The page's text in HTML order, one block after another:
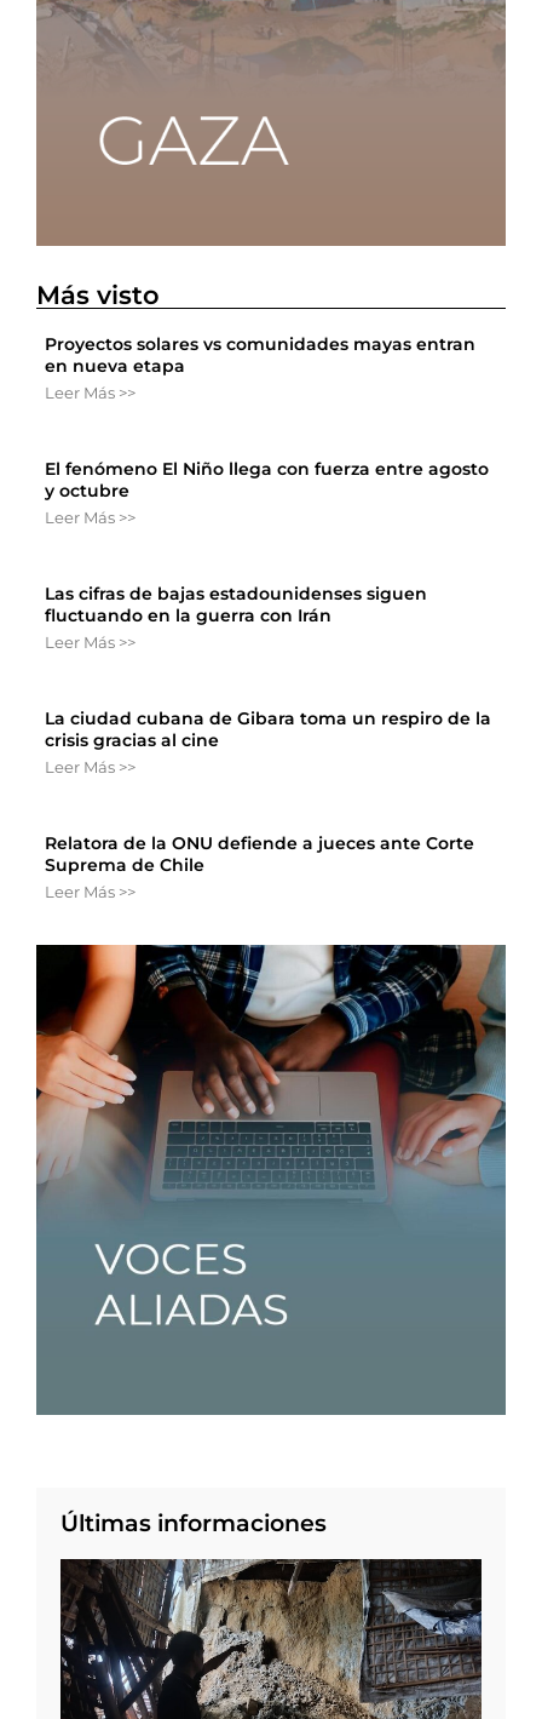
Más visto
Proyectos solares vs comunidades mayas entran
en nueva etapa
Leer Más >>
El fenómeno El Niño llega con fuerza entre agosto
y octubre
Leer Más >>
Las cifras de bajas estadounidenses siguen
fluctuando en la guerra con Irán
Leer Más >>
La ciudad cubana de Gibara toma un respiro de la
crisis gracias al cine
Leer Más >>
Relatora de la ONU defiende a jueces ante Corte
Suprema de Chile
Leer Más >>
Últimas informaciones